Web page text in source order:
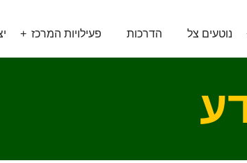
נוטעים צל הדרכות פעילויות המרכז